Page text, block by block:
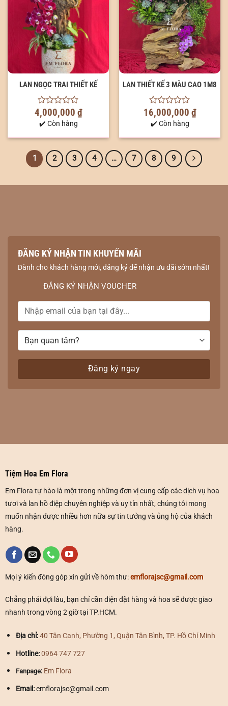
LAN NGỌC TRAI THIẾT KẾ
0
out
of
5
4,000,000 ₫
✔️ Còn hàng
LAN THIẾT KẾ 3 MÀU CAO 1M8
0
out
of
5
16,000,000 ₫
✔️ Còn hàng
1 2 3 4 … 7 8 9
ĐĂNG KÝ NHẬN TIN KHUYẾN MÃI
Dành cho khách hàng mới, đăng ký để nhận ưu đãi sớm nhất!
ĐĂNG KÝ NHẬN VOUCHER
Tiệm Hoa Em Flora
Em Flora tự hào là một trong những đơn vị cung cấp các dịch vụ hoa
tươi và lan hồ điệp chuyên nghiệp và uy tín nhất, chúng tôi mong
muốn nhận được nhiều hơn nữa sự tin tưởng và ủng hộ của khách
hàng.
Mọi ý kiến đóng góp xin gửi về hòm thư:emflorajsc@gmail.com
Chẳng phải đợi lâu, bạn chỉ cần điện đặt hàng và hoa sẽ được giao
nhanh trong vòng 2 giờ tại TP.HCM.
Địa chỉ: 40 Tân Canh, Phường 1, Quận Tân Bình, TP. Hồ Chí Minh
Hotline: 0964 747 727
Fanpage: Em Flora
Email:emflorajsc@gmail.com